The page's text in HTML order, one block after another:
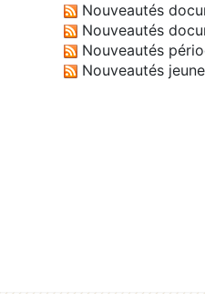
Nouveautés
Nouveautés
Nouveautés
Nouveautés